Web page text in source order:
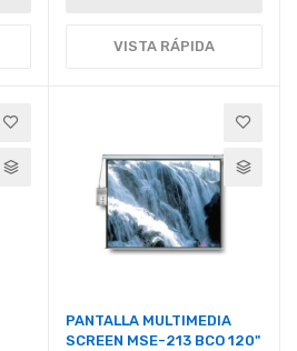
VISTA RÁPIDA
PANTALLA MULTIMEDIA
SCREEN MSE-213 BCO 120"